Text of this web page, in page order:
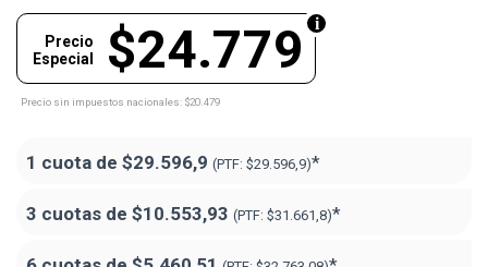
$24.779
Precio
Especial
Precio sin impuestos nacionales: $20.479
1 cuota de $29.596,9 (PTF: $29.596,9)*
3 cuotas de $10.553,93 (PTF: $31.661,8)*